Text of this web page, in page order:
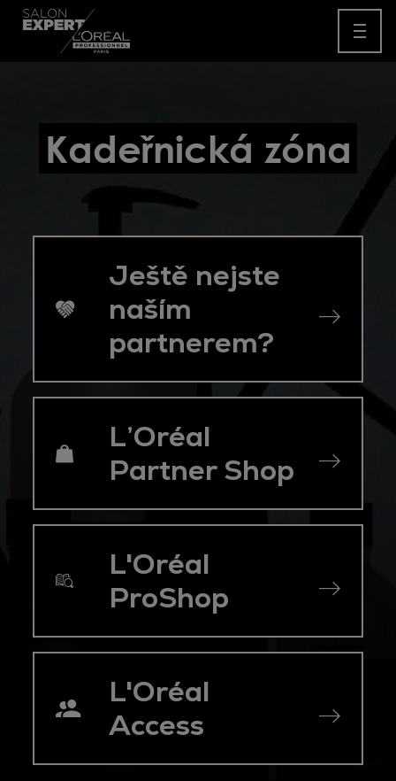
Kadeřnická zóna
Ještě nejste
naším
partnerem?
L’Oréal
Partner Shop
L'Oréal
ProShop
L'Oréal
Access